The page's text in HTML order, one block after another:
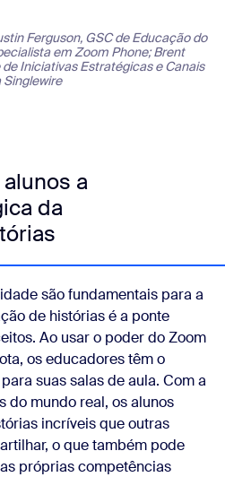
Ferguson, GSC de Educação do
em Zoom Phone; Brent
Iniciativas Estratégicas e Canais
Singlewire
a
da
são fundamentais para a
de histórias é a ponte
Ao usar o poder do Zoom
os educadores têm o
suas salas de aula. Com a
do mundo real, os alunos
incríveis que outras
o que também pode
próprias competências